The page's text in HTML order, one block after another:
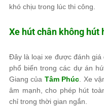
khó chịu trong lúc thi công.
Xe hút chân không hút
Đây là loại xe được đánh
phổ biến trong các dự án
Giang của Tâm Phúc . Xe
âm mạnh, cho phép hút
chỉ trong thời gian ngắn.